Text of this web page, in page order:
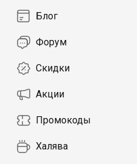
Блог
Форум
Скидки
Акции
Промокоды
Халява